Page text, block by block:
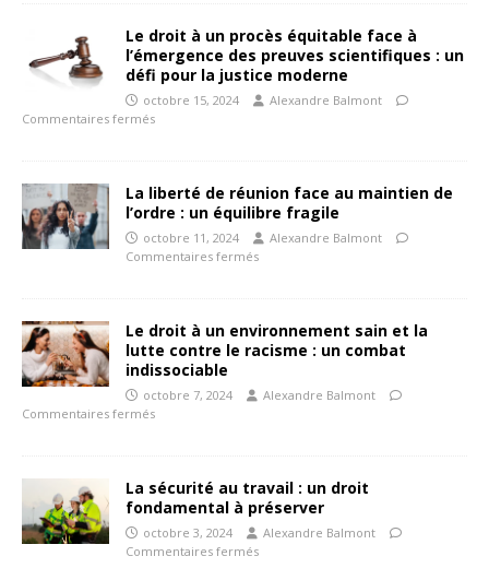
Le droit à un procès équitable face à
l’émergence des preuves scientifiques : un
défi pour la justice moderne
octobre 15, 2024
Alexandre Balmont
Commentaires fermés
La liberté de réunion face au maintien de
l’ordre : un équilibre fragile
octobre 11, 2024
Alexandre Balmont
Commentaires fermés
Le droit à un environnement sain et la
lutte contre le racisme : un combat
indissociable
octobre 7, 2024
Alexandre Balmont
Commentaires fermés
La sécurité au travail : un droit
fondamental à préserver
octobre 3, 2024
Alexandre Balmont
Commentaires fermés